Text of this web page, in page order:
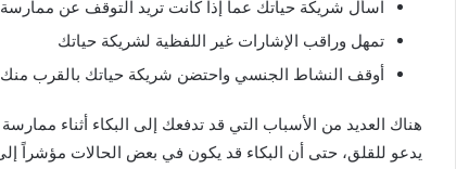
اسأل شريكة حياتك عما إذا كانت تريد التوقف عن ممارسة
تمهل وراقب الإشارات غير اللفظية لشريكة حياتك
أوقف النشاط الجنسي واحتضن شريكة حياتك بالقرب
هناك العديد من الأسباب التي قد تدفعك إلى البكاء أثناء
يدعو للقلق، حتى أن البكاء قد يكون في بعض الحالات مؤشراً